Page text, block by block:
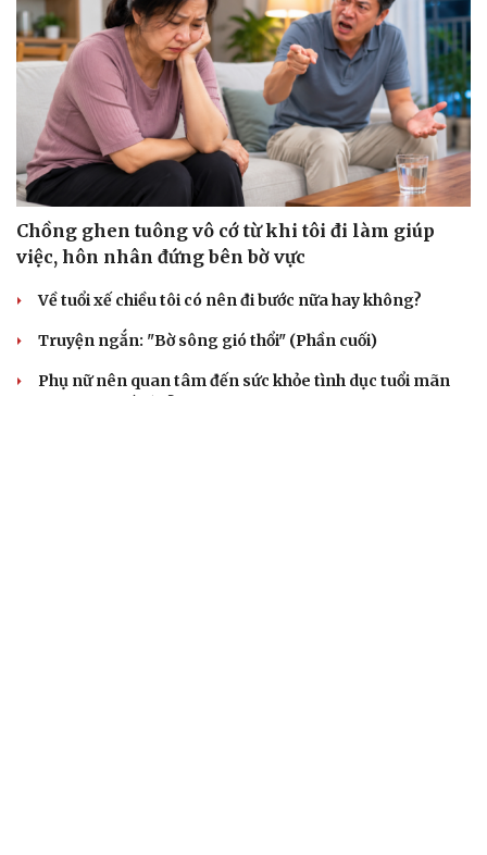
Chồng ghen tuông vô cớ từ khi tôi đi làm giúp
việc, hôn nhân đứng bên bờ vực
Về tuổi xế chiều tôi có nên đi bước nữa hay không?
Truyện ngắn: "Bờ sông gió thổi" (Phần cuối)
Phụ nữ nên quan tâm đến sức khỏe tình dục tuổi mãn